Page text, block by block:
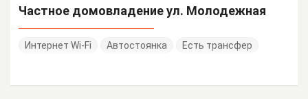
Частное домовладение ул. Молодежная
Интернет Wi-Fi Автостоянка Есть трансфер